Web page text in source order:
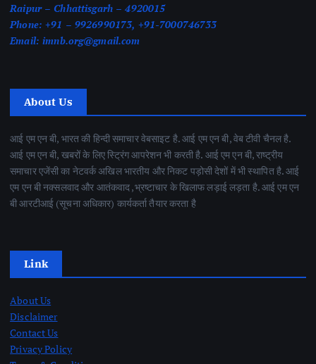
Raipur – Chhattisgarh – 4920015
Phone: +91 – 9926990173, +91-7000746733
Email: imnb.org@gmail.com
About Us
आई एम एन बी, भारत की हिन्दी समाचार वेबसाइट है. आई एम एन बी, वेब टीवी चैनल है.
आई एम एन बी, खबरों के लिए स्ट्रिंग आपरेशन भी करती है. आई एम एन बी, राष्ट्रीय
समाचार एजेंसी का नेटवर्क अखिल भारतीय और निकट पड़ोसी देशों में भी स्थापित है. आई
एम एन बी नक्सलवाद और आतंकवाद ,भ्रष्टाचार के खिलाफ लड़ाई लड़ता है. आई एम एन
बी आरटीआई (सूचना अधिकार) कार्यकर्ता तैयार करता है
Link
About Us
Disclaimer
Contact Us
Privacy Policy